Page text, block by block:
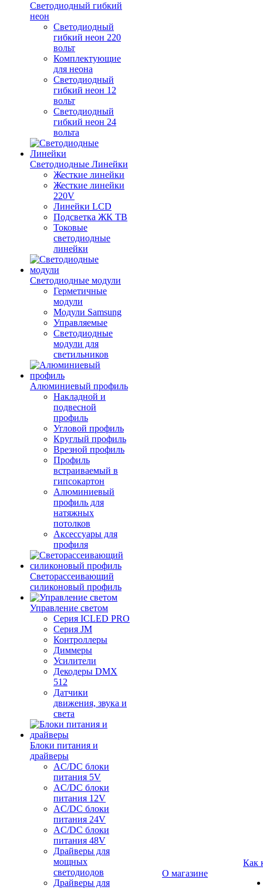
Светодиодный гибкий
неон
Светодиодный
гибкий неон 220
вольт
Комплектующие
для неона
Светодиодный
гибкий неон 12
вольт
Светодиодный
гибкий неон 24
вольта
Светодиодные Линейки
Жесткие линейки
Жесткие линейки
220V
Линейки LCD
Подсветка ЖК ТВ
Токовые
светодиодные
линейки
Светодиодные модули
Герметичные
модули
Модули Samsung
Управляемые
Светодиодные
модули для
светильников
Алюминиевый профиль
Накладной и
подвесной
профиль
Угловой профиль
Круглый профиль
Врезной профиль
Профиль
встраиваемый в
гипсокартон
Алюминиевый
профиль для
натяжных
потолков
Аксессуары для
профиля
Светорассеивающий
силиконовый профиль
Управление светом
Серия ICLED PRO
Серия JM
Контроллеры
Диммеры
Усилители
Декодеры DMX
512
Датчики
движения, звука и
света
Блоки питания и
драйверы
AC/DC блоки
питания 5V
AC/DC блоки
питания 12V
AC/DC блоки
питания 24V
AC/DC блоки
питания 48V
Драйверы для
мощных
светодиодов
Драйверы для
О магазине
Как